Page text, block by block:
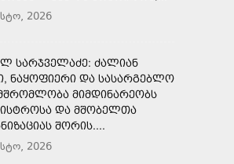
2026
ᲡᲐᲠᲯᲕᲔᲚᲐᲫᲔ: ᲫᲐᲚᲘᲐᲜ
ᲜᲐᲧᲝᲤᲘᲔᲠᲘ ᲓᲐ ᲡᲐᲡᲐᲠᲒᲔᲑᲚᲝ
ᲛᲘᲛᲓᲘᲜᲐᲠᲔᲝᲑᲡ
ᲓᲐ ᲛᲨᲝᲑᲔᲚᲗᲐ
ᲨᲝᲠᲘᲡ....
2026